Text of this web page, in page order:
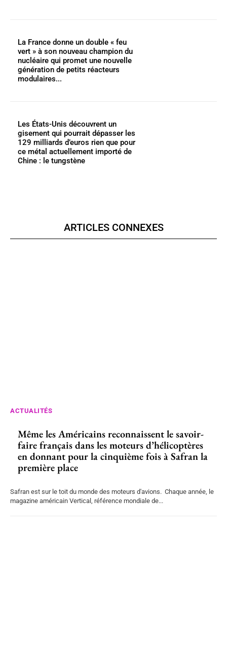
La France donne un double « feu
vert » à son nouveau champion du
nucléaire qui promet une nouvelle
génération de petits réacteurs
modulaires...
Les États-Unis découvrent un
gisement qui pourrait dépasser les
129 milliards d’euros rien que pour
ce métal actuellement importé de
Chine : le tungstène
ARTICLES CONNEXES
ACTUALITÉS
Même les Américains reconnaissent le savoir-
faire français dans les moteurs d’hélicoptères
en donnant pour la cinquième fois à Safran la
première place
Safran est sur le toit du monde des moteurs d'avions. Chaque année, le
magazine américain Vertical, référence mondiale de...